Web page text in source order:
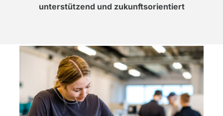
unterstützend und zukunftsorientiert